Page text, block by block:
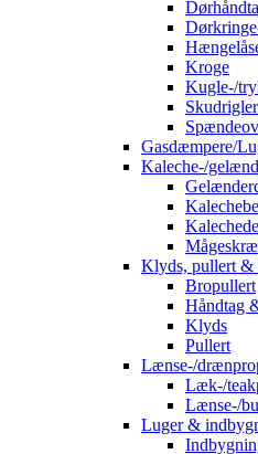
Kroge
Kugle-/
Gasdæmpere/
Kaleche-/
Klyds, pullert &
Bropullert
Håndtag
Klyds
Pullert
Lænse-/
Læk-/
Lænse-/
Luger &